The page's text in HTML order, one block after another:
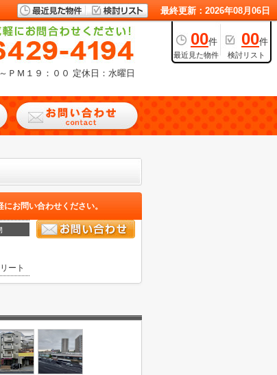
最終更新：2026年08月06日
00件
最近見た物件
00件
検討リスト
ＰＭ１９：００ 定休日：水曜日
お問い合わせください。
ート